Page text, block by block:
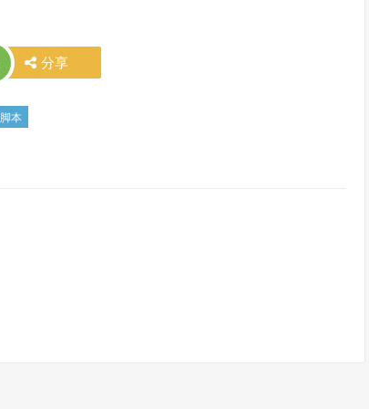
分享
脚本